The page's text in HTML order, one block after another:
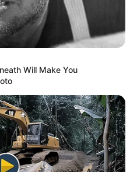
Will Make You